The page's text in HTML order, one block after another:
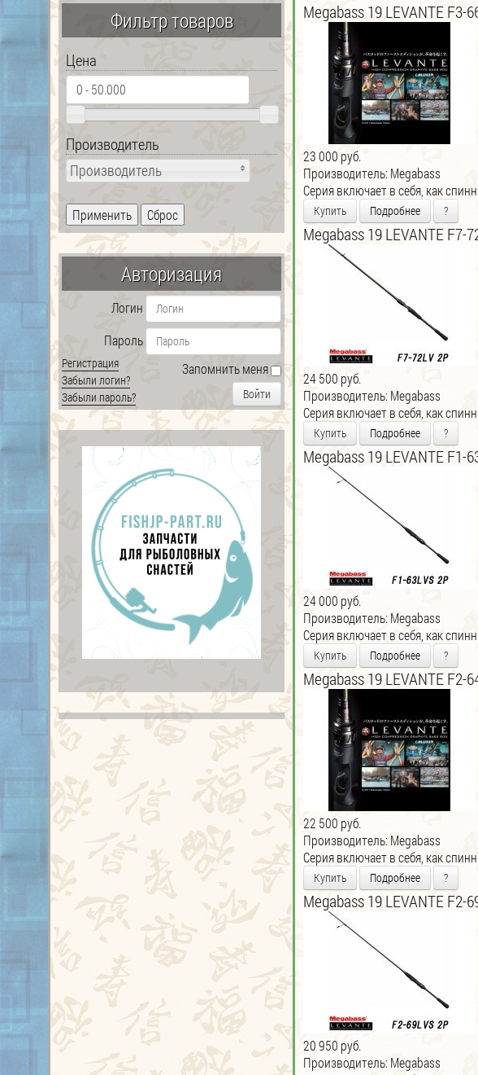
Фильтр товаров
Цена
Производитель
Производитель
Авторизация
Логин
Пароль
Запомнить меня
Войти
Регистрация
Забыли логин?
Забыли пароль?
Megabass 19 LEVANTE F3-
23 000 руб.
Производитель:Megabass
Серия включает в себя, как
Купить Подробнее ?
Megabass 19 LEVANTE F7-
24 500 руб.
Производитель:Megabass
Серия включает в себя, как
Купить Подробнее ?
Megabass 19 LEVANTE F1-
24 000 руб.
Производитель:Megabass
Серия включает в себя, как
Купить Подробнее ?
Megabass 19 LEVANTE F2-
22 500 руб.
Производитель:Megabass
Серия включает в себя, как
Купить Подробнее ?
Megabass 19 LEVANTE F2-
20 950 руб.
Производитель:Megabass